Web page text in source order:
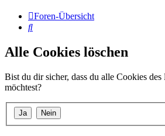
Foren-Übersicht
Suche
Alle Cookies löschen
Bist du dir sicher, dass du alle Cookies des
möchtest?